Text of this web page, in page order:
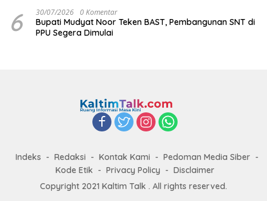
6 30/07/2026 0 Komentar
Bupati Mudyat Noor Teken BAST, Pembangunan SNT di
PPU Segera Dimulai
Indeks Redaksi Kontak Kami
Pedoman Media Siber
Kode Etik
Privacy Policy
Disclaimer
Copyright 2021 Kaltim Talk . All rights reserved.